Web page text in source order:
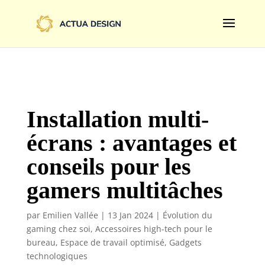
family=Limelight&display=swap');
Installation multi-
écrans : avantages et
conseils pour les
gamers multitâches
par Emilien Vallée | 13 Jan 2024| Évolution du
gaming chez soi, Accessoires high-tech pour le
bureau, Espace de travail optimisé, Gadgets
technologiques